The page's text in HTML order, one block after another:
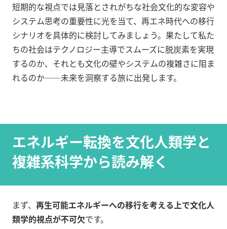
短期的な視点では見落とされがちな社会文化的な変容や
システム思考の重要性に光を当て、再エネ時代への移行
シナリオを具体的に検討してみましょう。果たして私た
ちの社会はテクノロジー主導でスムーズに脱炭素を実現
するのか、それとも文化の壁やシステムの複雑さに阻ま
れるのか――未来を洞察する旅に出発します。
エネルギー転換を文化人類学と
複雑系科学から読み解く
まず、 再生可能エネルギーへの移行を考える上で文化人
類学的視点が不可欠です。